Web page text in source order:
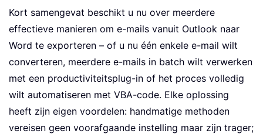
.SaveAs2 FileName
.Close False
End
With
End If
Next i
"Successfully exported "
"Saved in: "
savePath
Kort samengevat beschikt u nu over meerdere
effectieve manieren om e-mails vanuit Outlook naar
Word te exporteren – of u nu één enkele e-mail wilt
converteren, meerdere e-mails in batch wilt verwerken
met een productiviteitsplug-in of het proces volledig
wilt automatiseren met VBA-code. Elke oplossing
heeft zijn eigen voordelen: handmatige methoden
vereisen geen voorafgaande instelling maar zijn trager;